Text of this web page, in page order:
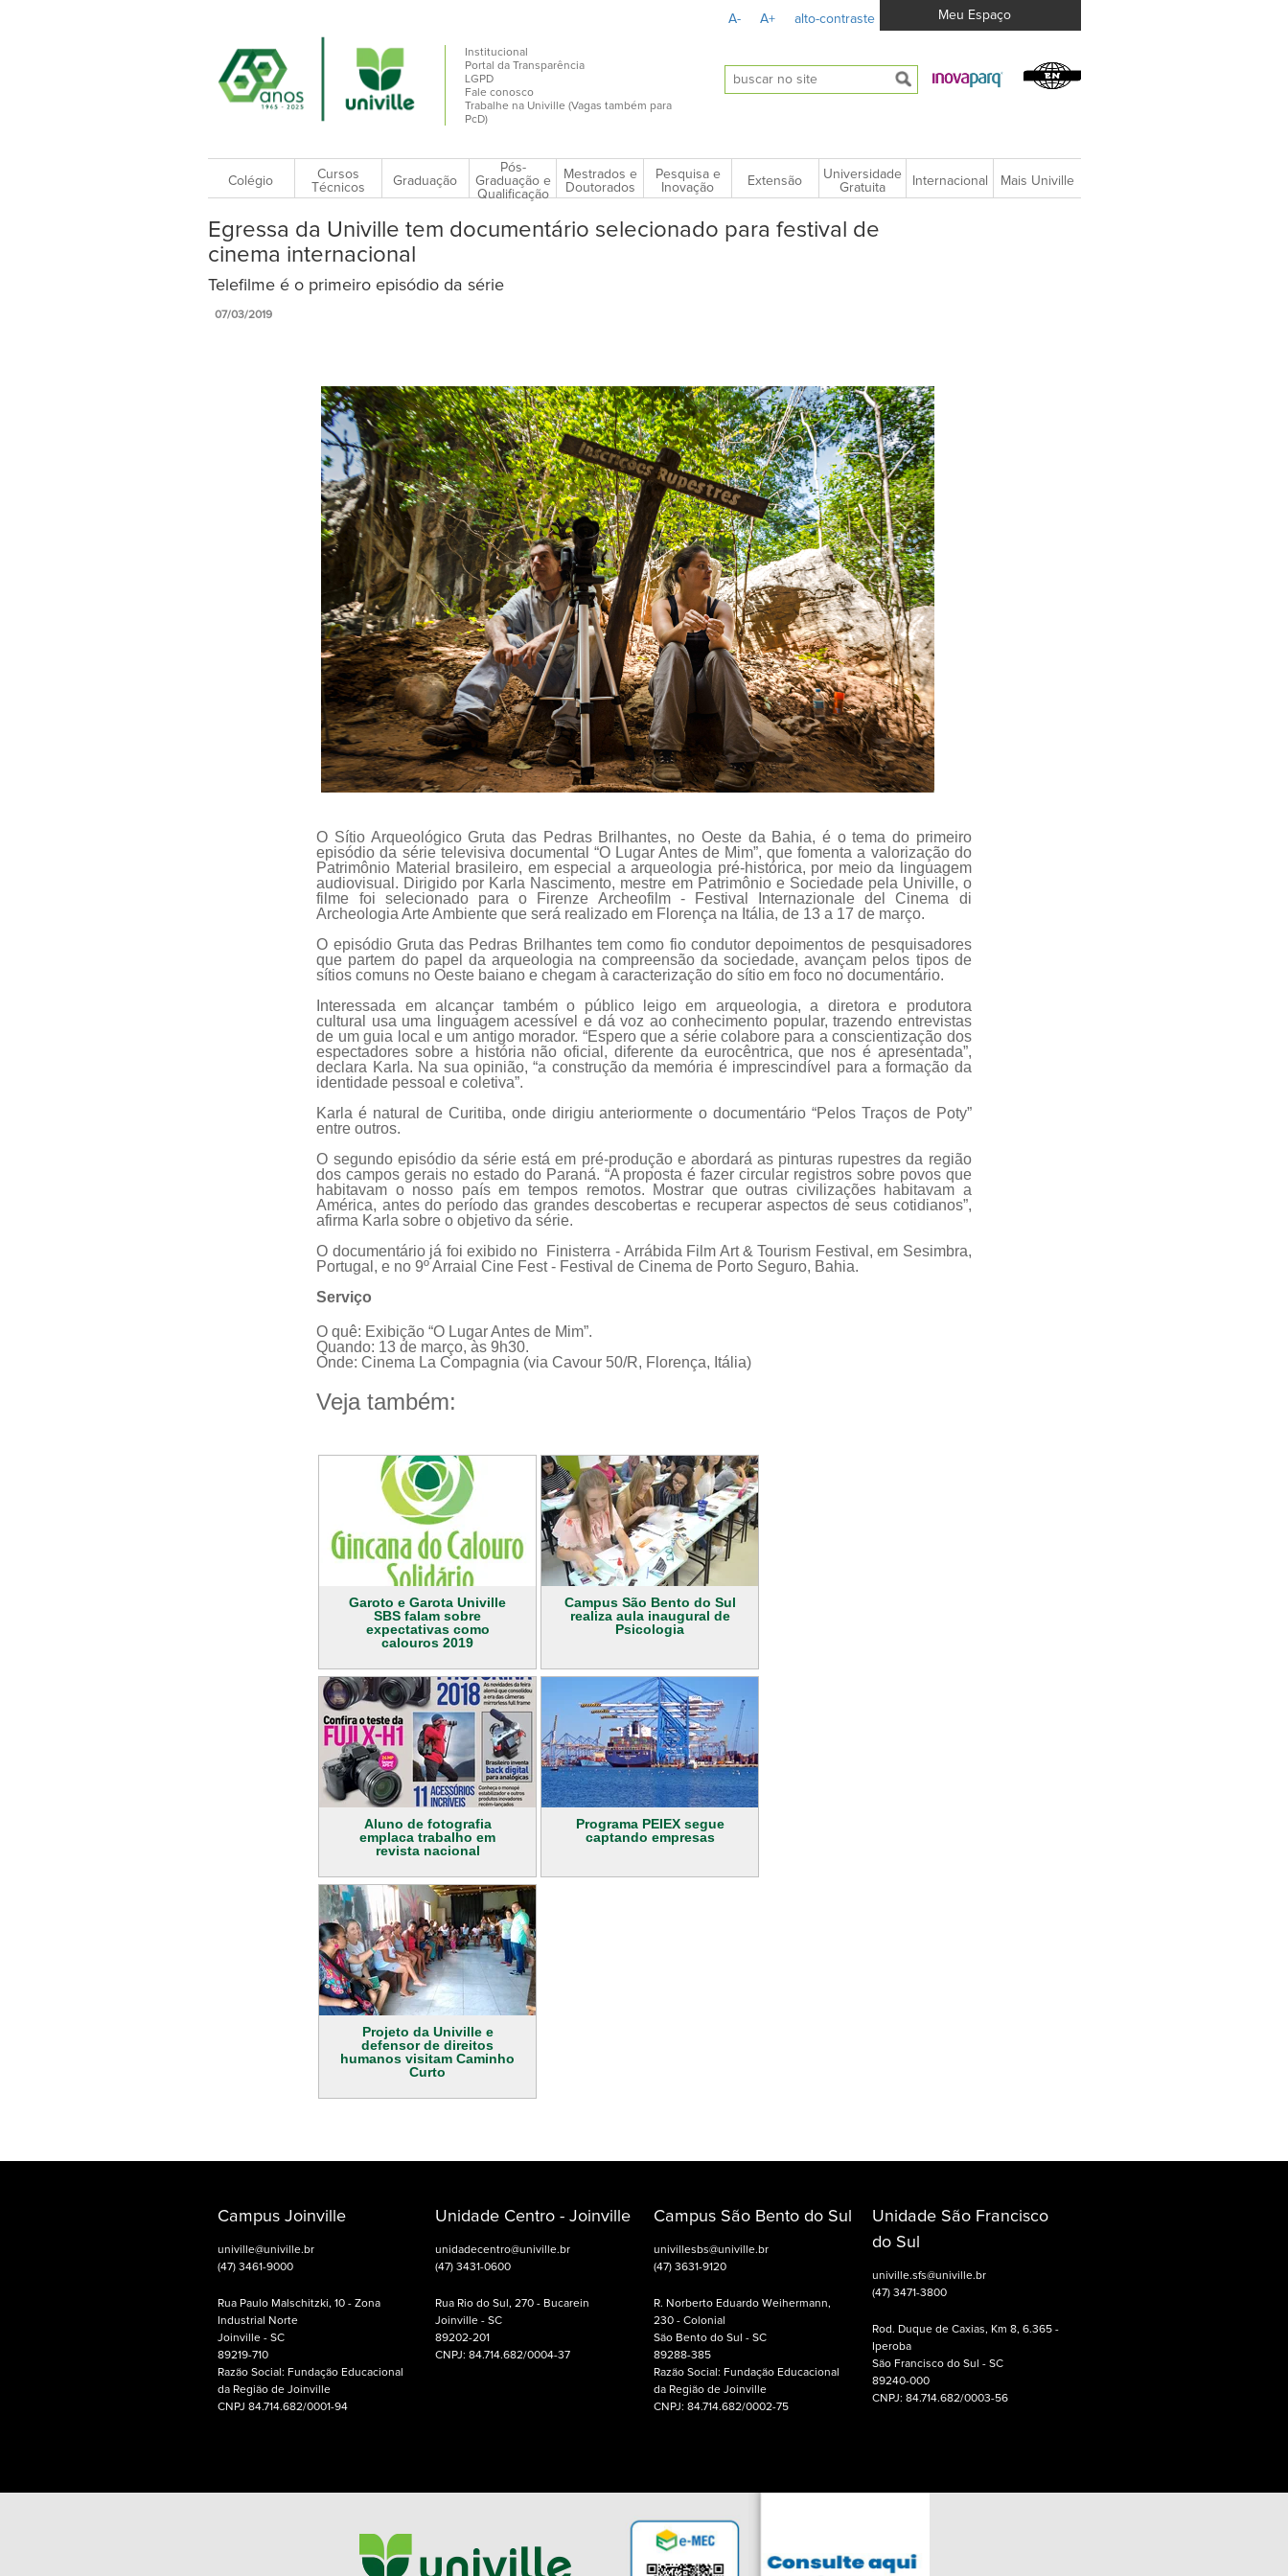
A- A+ alto-contraste Meu Espaço
Institucional
Portal da Transparência
LGPD
Fale conosco
Trabalhe na Univille (Vagas também para
PcD)
Colégio
Cursos
Técnicos
Graduação
Pós-
Graduação e
Qualificação
Mestrados e
Doutorados
Pesquisa e
Inovação
Extensão
Universidade
Gratuita
Internacional Mais Univille
Egressa da Univille tem documentário selecionado para festival de
cinema internacional
Telefilme é o primeiro episódio da série
07/03/2019
O Sítio Arqueológico Gruta das Pedras Brilhantes, no Oeste da Bahia, é o tema do primeiro
episódio da série televisiva documental “O Lugar Antes de Mim”, que fomenta a valorização do
Patrimônio Material brasileiro, em especial a arqueologia pré-histórica, por meio da linguagem
audiovisual. Dirigido por Karla Nascimento, mestre em Patrimônio e Sociedade pela Univille, o
filme foi selecionado para o Firenze Archeofilm - Festival Internazionale del Cinema di
Archeologia Arte Ambiente que será realizado em Florença na Itália, de 13 a 17 de março.
O episódio Gruta das Pedras Brilhantes tem como fio condutor depoimentos de pesquisadores
que partem do papel da arqueologia na compreensão da sociedade, avançam pelos tipos de
sítios comuns no Oeste baiano e chegam à caracterização do sítio em foco no documentário.
Interessada em alcançar também o público leigo em arqueologia, a diretora e produtora
cultural usa uma linguagem acessível e dá voz ao conhecimento popular, trazendo entrevistas
de um guia local e um antigo morador. “Espero que a série colabore para a conscientização dos
espectadores sobre a história não oficial, diferente da eurocêntrica, que nos é apresentada”,
declara Karla. Na sua opinião, “a construção da memória é imprescindível para a formação da
identidade pessoal e coletiva”.
Karla é natural de Curitiba, onde dirigiu anteriormente o documentário “Pelos Traços de Poty”
entre outros.
O segundo episódio da série está em pré-produção e abordará as pinturas rupestres da região
dos campos gerais no estado do Paraná. “A proposta é fazer circular registros sobre povos que
habitavam o nosso país em tempos remotos. Mostrar que outras civilizações habitavam a
América, antes do período das grandes descobertas e recuperar aspectos de seus cotidianos”,
afirma Karla sobre o objetivo da série.
O documentário já foi exibido no Finisterra - Arrábida Film Art & Tourism Festival, em Sesimbra,
Portugal, e no 9º Arraial Cine Fest - Festival de Cinema de Porto Seguro, Bahia.
Serviço
O quê: Exibição“O Lugar Antes de Mim”.
Quando: 13 de março, às 9h30.
Onde: Cinema La Compagnia (via Cavour 50/R, Florença, Itália)
Veja também:
Garoto e Garota Univille
SBS falam sobre
expectativas como
calouros 2019
Campus São Bento do Sul
realiza aula inaugural de
Psicologia
Aluno de fotografia
emplaca trabalho em
revista nacional
Programa PEIEX segue
captando empresas
Projeto da Univille e
defensor de direitos
humanos visitam Caminho
Curto
Campus Joinville
univille@univille.br
(47) 3461-9000
Rua Paulo Malschitzki, 10 - Zona
Industrial Norte
Joinville - SC
89219-710
Razão Social: Fundação Educacional
da Região de Joinville
CNPJ 84.714.682/0001-94
Unidade Centro - Joinville
unidadecentro@univille.br
(47) 3431-0600
Rua Rio do Sul, 270 - Bucarein
Joinville - SC
89202-201
CNPJ: 84.714.682/0004-37
Campus São Bento do Sul
univillesbs@univille.br
(47) 3631-9120
R. Norberto Eduardo Weihermann,
230 - Colonial
São Bento do Sul - SC
89288-385
Razão Social: Fundação Educacional
da Região de Joinville
CNPJ: 84.714.682/0002-75
Unidade São Francisco
do Sul
univille.sfs@univille.br
(47) 3471-3800
Rod. Duque de Caxias, Km 8, 6.365 -
Iperoba
São Francisco do Sul - SC
89240-000
CNPJ: 84.714.682/0003-56